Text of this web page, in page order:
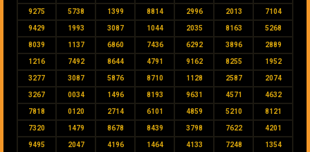
9275 5738 1399 8814 2996 2013 7104
9429 1993 3087 1044 2035 8163 5268
8039 1137 6860 7436 6292 3896 2889
1216 7492 8644 4791 9162 8255 1952
3277 3087 5876 8710 1128 2587 2074
3267 0034 1496 8193 9631 4571 4632
7818 0120 2714 6101 4859 5210 8121
7320 1479 8678 8439 3798 7622 4201
9495 2047 4196 1464 4133 7248 1354